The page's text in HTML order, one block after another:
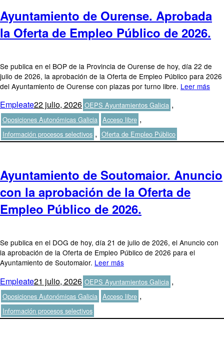
Ayuntamiento de Ourense. Aprobada
la Oferta de Empleo Público de 2026.
Se publica en el BOP de la Provincia de Ourense de hoy, día 22 de
julio de 2026, la aprobación de la Oferta de Empleo Público para 2026
del Ayuntamiento de Ourense con plazas por turno libre. Leer más
Autor
EmpleatePublicado
el
22 julio, 2026Categorías
OEPS Ayuntamientos Galicia ,
Oposiciones Autonómicas Galicia Etiquetas
Acceso libre ,
Información procesos selectivos , Oferta de Empleo Público
Ayuntamiento de Soutomaior. Anuncio
con la aprobación de la Oferta de
Empleo Público de 2026.
Se publica en el DOG de hoy, día 21 de julio de 2026, el Anuncio con
la aprobación de la Oferta de Empleo Público de 2026 para el
Ayuntamiento de Soutomaior. Leer más
Autor
EmpleatePublicado
el
21 julio, 2026Categorías
OEPS Ayuntamientos Galicia ,
Oposiciones Autonómicas Galicia Etiquetas
Acceso libre ,
Información procesos selectivos